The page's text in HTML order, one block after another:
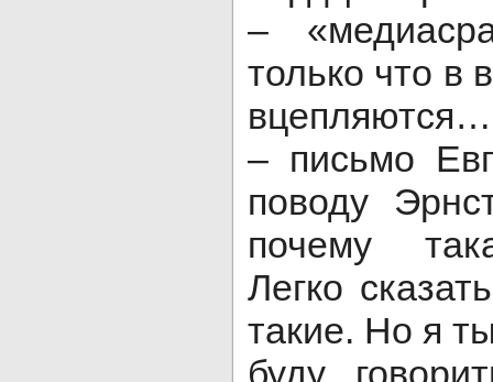
–
только что в
– письмо
поводу
почему
Легко
такие. Но я
буду